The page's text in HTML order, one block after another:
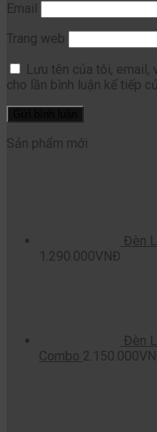
Email
Trang web
Lưu tên của tôi, email,
cho lần bình luận kế tiếp
Sản phẩm mới
Đèn
1.290.000VNĐ
Đèn
Combo 2.150.000